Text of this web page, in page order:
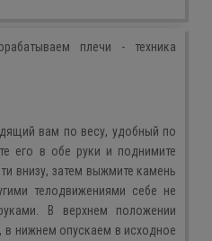
плечи - техника
вам по весу, удобный по
его в обе руки и поднимите
внизу, затем выжмите камень
телодвижениями себе не
В верхнем положении
нижнем опускаем в исходное